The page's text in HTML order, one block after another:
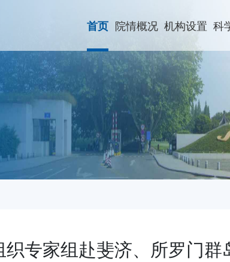
首页 院情概况 机构设置 科
专家组赴斐济、所罗门群